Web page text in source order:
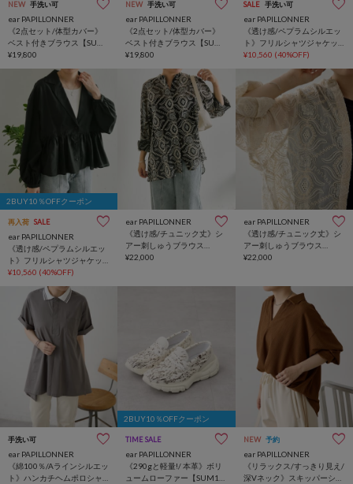
NEW 手洗い可
ear PAPILLONNER
《2点セット/体型カバー》
ベスト付きブラウス【SUM1
STYLE(スミスタイル)】
¥19,800
NEW 手洗い可
ear PAPILLONNER
《2点セット/体型カバー》
ベスト付きブラウス【SUM1
STYLE(スミスタイル)】
¥19,800
SALE 手洗い可
ear PAPILLONNER
《透け感/ペプラムシルエッ
ト》フリルシャツジャケッ
ト【SUM1 STYLE(スミスタ
¥10,560 (40%OFF)
2BUY10％OFFクーポン
再入荷 SALE
ear PAPILLONNER
《透け感/ペプラムシルエッ
ト》フリルシャツジャケッ
ト【SUM1 STYLE(スミスタ
¥10,560 (40%OFF)
ear PAPILLONNER
《透け感/チュニック丈》シ
アー刺しゅうブラウス
【SUM1 STYLE(スミスタイ
¥22,000
ear PAPILLONNER
《透け感/チュニック丈》シ
アー刺しゅうブラウス
【SUM1 STYLE(スミスタイ
¥22,000
手洗い可
ear PAPILLONNER
《綿100％/Aラインシルエッ
ト》ハンカチヘムポロシャ
2BUY10％OFFクーポン
TIME SALE
ear PAPILLONNER
《290gと軽量!/ 本革》ボリ
ュームローファー【SUM1
NEW 予約
ear PAPILLONNER
《リラックス/すっきり見え/
深Vネック》スキッパーシャ